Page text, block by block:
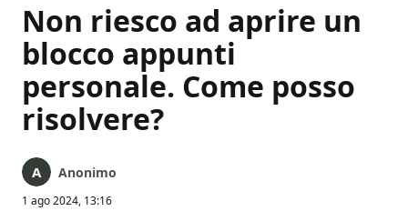
Non riesco ad aprire un
blocco appunti
personale. Come posso
risolvere?
Anonimo
1 ago 2024, 13:16